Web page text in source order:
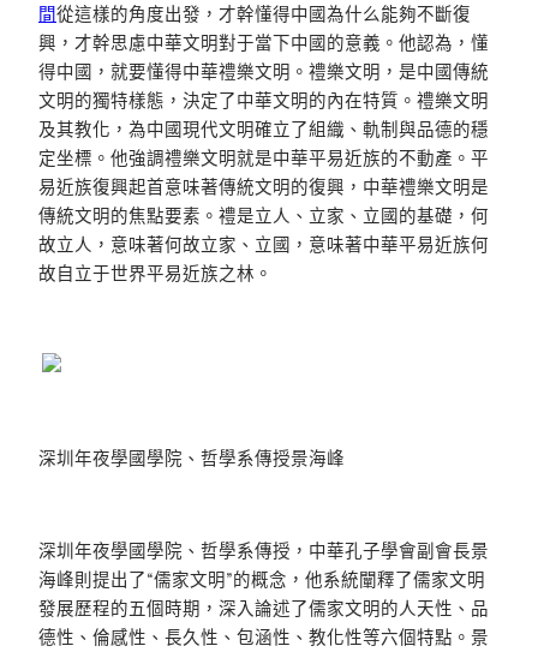
間從這樣的角度出發，才幹懂得中國為什么能夠不斷復
興，才幹思慮中華文明對于當下中國的意義。他認為，懂
得中國，就要懂得中華禮樂文明。禮樂文明，是中國傳統
文明的獨特樣態，決定了中華文明的內在特質。禮樂文明
及其教化，為中國現代文明確立了組織、軌制與品德的穩
定坐標。他強調禮樂文明就是中華平易近族的不動產。平
易近族復興起首意味著傳統文明的復興，中華禮樂文明是
傳統文明的焦點要素。禮是立人、立家、立國的基礎，何
故立人，意味著何故立家、立國，意味著中華平易近族何
故自立于世界平易近族之林。
深圳年夜學國學院、哲學系傳授景海峰
深圳年夜學國學院、哲學系傳授，中華孔子學會副會長景
海峰則提出了“儒家文明”的概念，他系統闡釋了儒家文明
發展歷程的五個時期，深入論述了儒家文明的人天性、品
德性、倫感性、長久性、包涵性、教化性等六個特點。景